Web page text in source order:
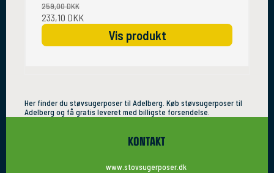
259,00 DKK
233,10 DKK
Vis produkt
Her finder du støvsugerposer til Adelberg. Køb støvsugerposer til
Adelberg og få gratis leveret med billigste forsendelse.
KONTAKT
www.stovsugerposer.dk